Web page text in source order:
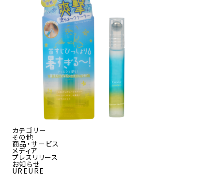
カテゴリー
その他
商品・サービス
メディア
プレスリリース
お知らせ
UREURE